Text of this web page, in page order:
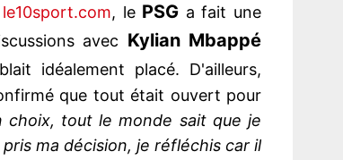
, le PSG a fait une
avec Kylian Mbappé
idéalement placé. D'ailleurs,
que tout était ouvert pour
choix, tout le monde sait que je
pris ma décision, je réfléchis car il